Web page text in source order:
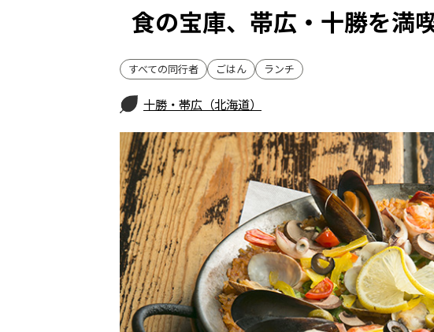
食の宝庫、帯広・十勝を満
すべての同行者 ごはん ランチ
十勝・帯広（北海道）